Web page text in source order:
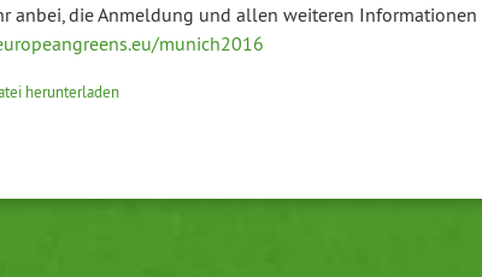
anbei, die Anmeldung und allen weiteren In­for­ma­tio­nen
​munich2016
her­un­ter­la­den